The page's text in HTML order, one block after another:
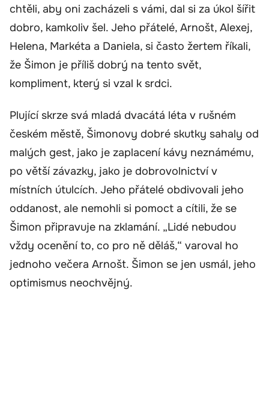
chtěli, aby oni zacházeli s vámi, dal si za úkol šířit
dobro, kamkoliv šel. Jeho přátelé, Arnošt, Alexej,
Helena, Markéta a Daniela, si často žertem říkali,
že Šimon je příliš dobrý na tento svět,
kompliment, který si vzal k srdci.
Plující skrze svá mladá dvacátá léta v rušném
českém městě, Šimonovy dobré skutky sahaly od
malých gest, jako je zaplacení kávy neznámému,
po větší závazky, jako je dobrovolnictví v
místních útulcích. Jeho přátelé obdivovali jeho
oddanost, ale nemohli si pomoct a cítili, že se
Šimon připravuje na zklamání. „Lidé nebudou
vždy ocenění to, co pro ně děláš,“ varoval ho
jednoho večera Arnošt. Šimon se jen usmál, jeho
optimismus neochvějný.